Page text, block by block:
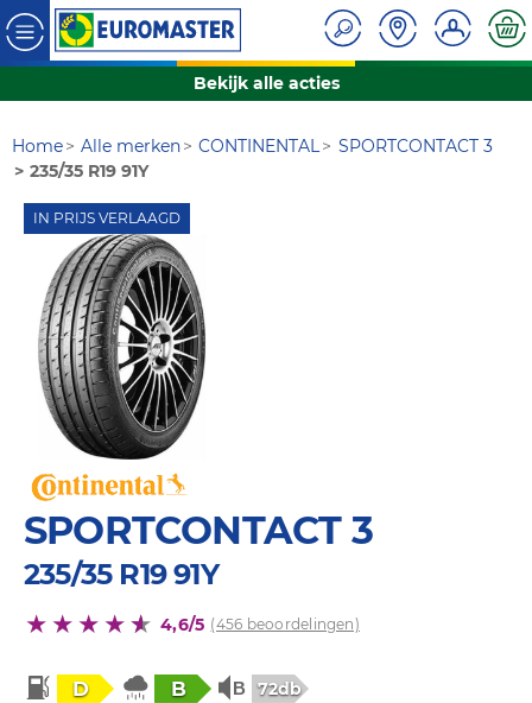
Bekijk alle acties
Home Alle merken CONTINENTAL
SPORTCONTACT 3
235/35 R19 91Y
IN PRIJS VERLAAGD
SPORTCONTACT 3
235/35 R19 91Y
4,6/5 (456 beoordelingen)
D B 72db